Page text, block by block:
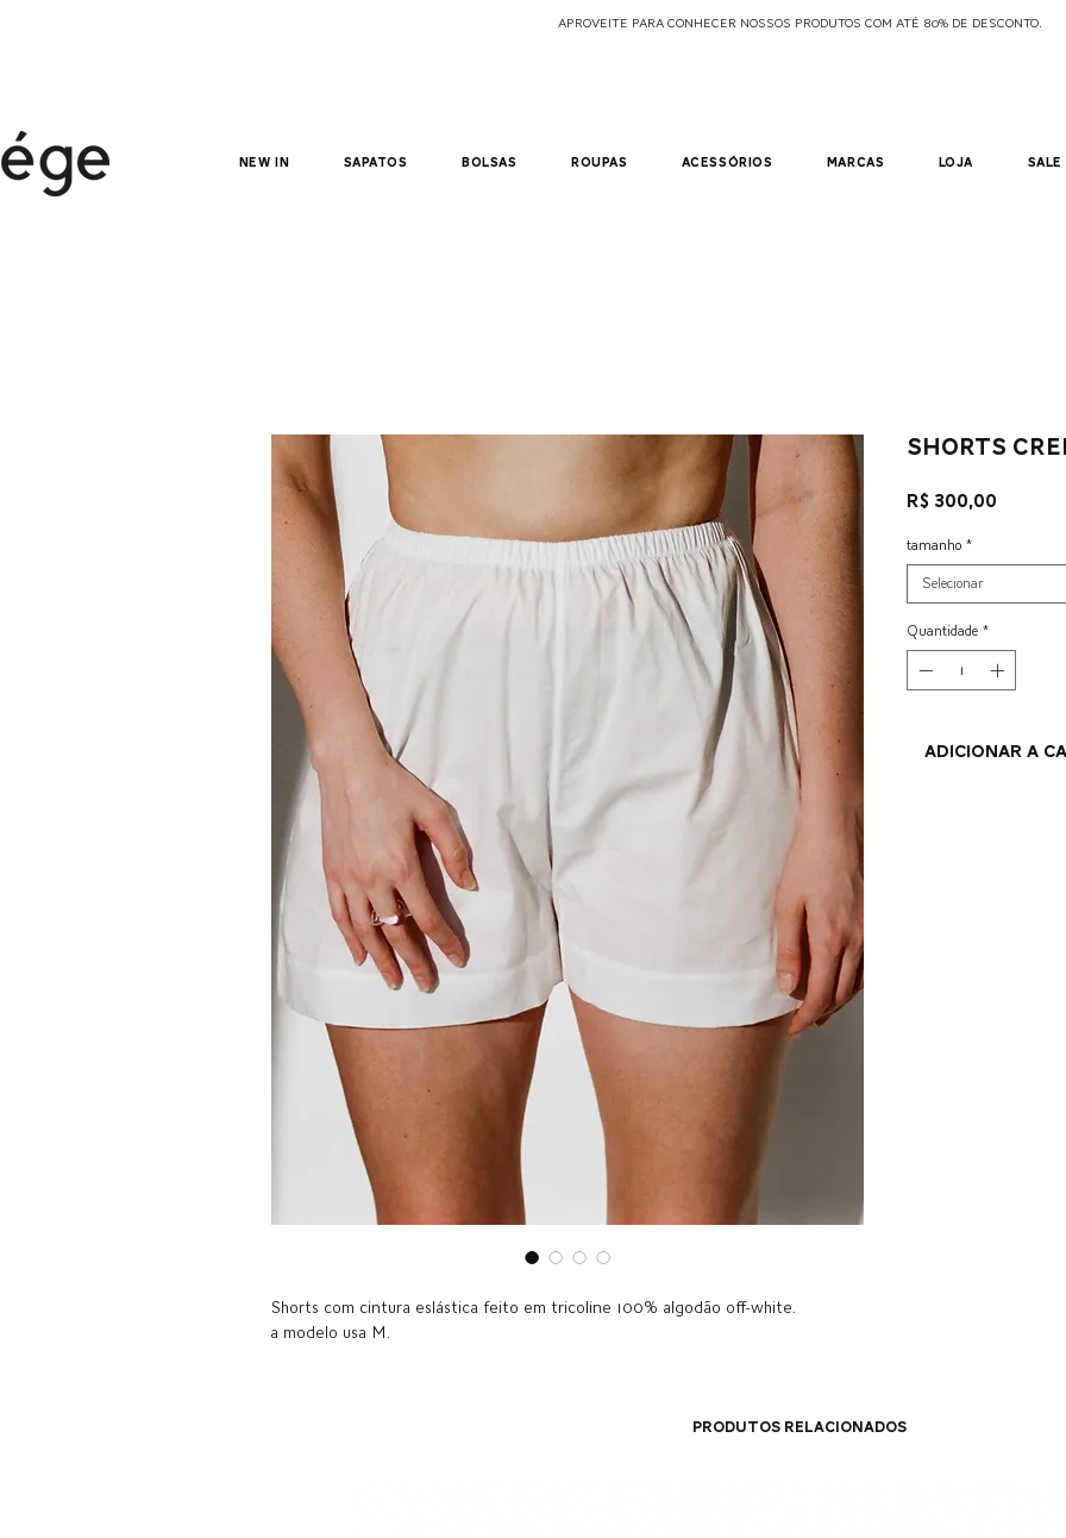
APROVEITE PARA CONHECER NOSSOS PRODUTOS COM ATÉ 80% DE DESCONTO.
NEW IN sapatos bolsas roupas acessórios marcas loja sale
Shorts com cintura eslástica feito em tricoline 100% algodão off-white.
a modelo usa M.
shorts
R$ 300,00
tamanho *
Selecionar
Quantidade *
ADICIONAR A
Produtos relacionados